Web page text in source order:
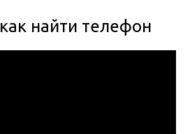
найти телефон